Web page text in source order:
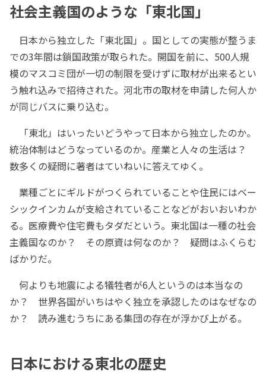
社会主義国のような「東北国」
日本から独立した「東北国」。国としての実態が整うま
での3年間は鎖国政策が取られた。開国を前に、500人規
模のマスコミ団が一切の制限を受けずに取材が出来るとい
う触れ込みで招待された。河北市の取材を申請した何人か
が同じバスに乗り込む。
「東北」はいったいどうやって日本から独立したのか。
統治体制はどうなっているのか。産業と人々の生活は？
数多くの疑問に著者はていねいに答えてゆく。
業種ごとにギルドがつくられていることや住民にはベー
シックインカムが支給されていることなどがおいおいわか
る。医療費や住宅費もタダだという。東北国は一種の社会
主義国なのか？ その原資は何なのか？ 疑問はふくらむ
ばかりだ。
何よりも地震による犠牲者が6人というのは本当なの
か？ 世界各国がいちはやく独立を承認したのはなぜなの
か？ 読み進むうちにある集団の存在が浮かび上がる。
日本における東北の歴史